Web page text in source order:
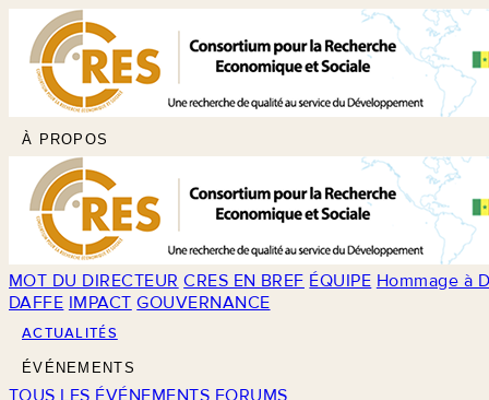
À PROPOS
MOT DU DIRECTEUR CRES EN BREF ÉQUIPE Hommage à
DAFFE IMPACT GOUVERNANCE
ACTUALITÉS
ÉVÉNEMENTS
TOUS LES ÉVÉNEMENTS FORUMS